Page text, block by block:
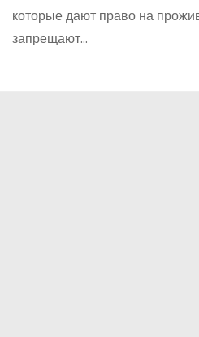
которые дают право на
запрещают…